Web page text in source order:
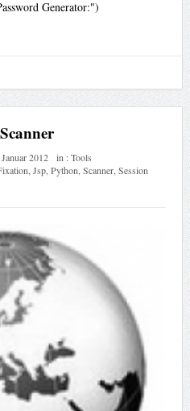
Generator:")
2012 in :Tools
Jsp, Python Scanner, Session